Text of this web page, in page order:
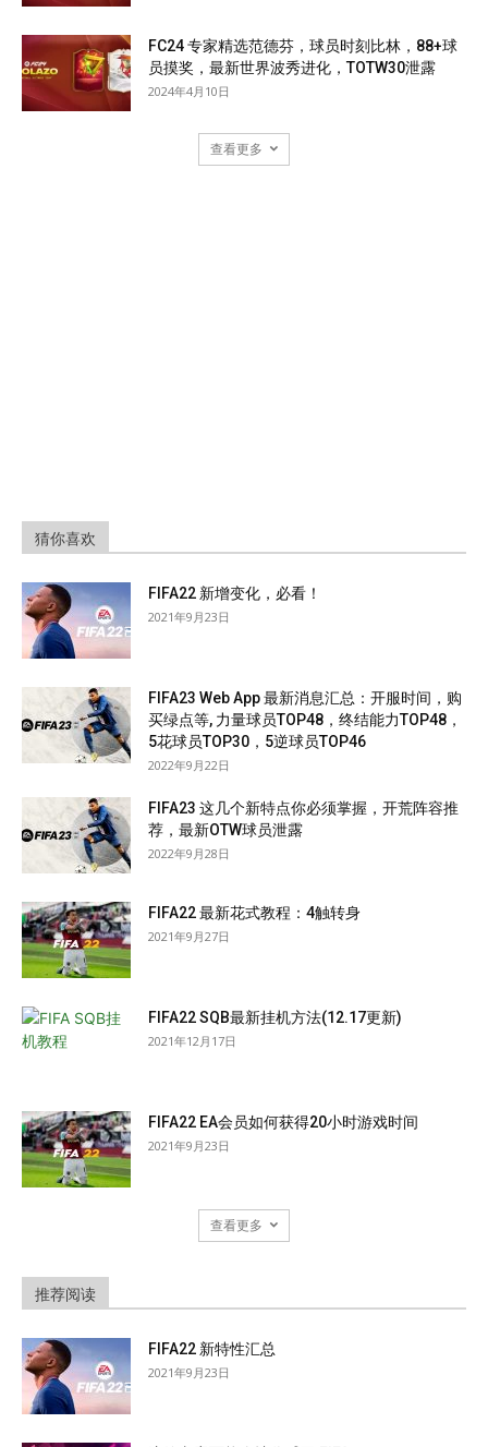
FC24 专家精选范德芬，球员时刻比林，88+球
员摸奖，最新世界波秀进化，TOTW30泄露
2024年4月10日
查看更多
猜你喜欢
FIFA22 新增变化，必看！
2021年9月23日
FIFA23 Web App 最新消息汇总：开服时间，购
买绿点等, 力量球员TOP48，终结能力TOP48，
5花球员TOP30，5逆球员TOP46
2022年9月22日
FIFA23 这几个新特点你必须掌握，开荒阵容推
荐，最新OTW球员泄露
2022年9月28日
FIFA22 最新花式教程：4触转身
2021年9月27日
FIFA22 SQB最新挂机方法(12.17更新)
2021年12月17日
FIFA22 EA会员如何获得20小时游戏时间
2021年9月23日
查看更多
推荐阅读
FIFA22 新特性汇总
2021年9月23日